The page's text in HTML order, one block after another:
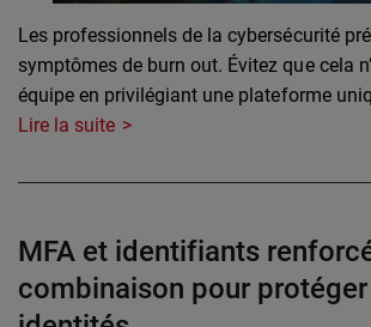
Les professionnels de la cybersécurité
symptômes de burn out. Évitez que cela
équipe en privilégiant une plateforme
Lire la suite
MFA et identifiants
combinaison pour